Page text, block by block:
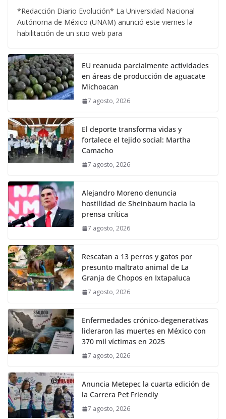
*Redacción Diario Evolución* La Universidad Nacional
Autónoma de México (UNAM) anunció este viernes la
habilitación de un sitio web para
EU reanuda parcialmente actividades
en áreas de producción de aguacate
Michoacan
7 agosto, 2026
El deporte transforma vidas y
fortalece el tejido social: Martha
Camacho
7 agosto, 2026
Alejandro Moreno denuncia
hostilidad de Sheinbaum hacia la
prensa crítica
7 agosto, 2026
Rescatan a 13 perros y gatos por
presunto maltrato animal de La
Granja de Chopos en Ixtapaluca
7 agosto, 2026
Enfermedades crónico-degenerativas
lideraron las muertes en México con
370 mil víctimas en 2025
7 agosto, 2026
Anuncia Metepec la cuarta edición de
la Carrera Pet Friendly
7 agosto, 2026